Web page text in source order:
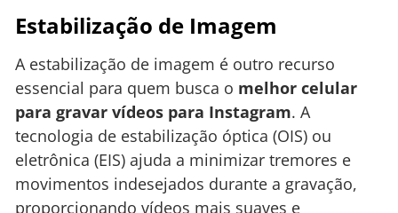
Estabilização de Imagem
A estabilização de imagem é outro recurso
essencial para quem busca o melhor celular
para gravar vídeos para Instagram. A
tecnologia de estabilização óptica (OIS) ou
eletrônica (EIS) ajuda a minimizar tremores e
movimentos indesejados durante a gravação,
proporcionando vídeos mais suaves e